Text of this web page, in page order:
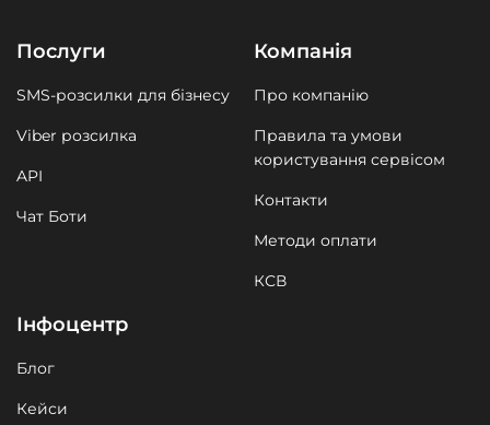
Послуги
SMS-розсилки для бізнесу
Viber розсилка
API
Чат Боти
Компанія
Про компанію
Правила та умови
користування сервісом
Контакти
Методи оплати
КСВ
Інфоцентр
Блог
Кейси